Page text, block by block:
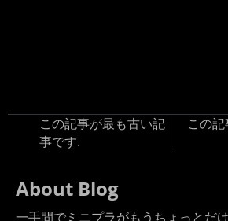
この記事が最も古い記
事です.
この
About Blog
一手間でミニプラがもうちょっとだ